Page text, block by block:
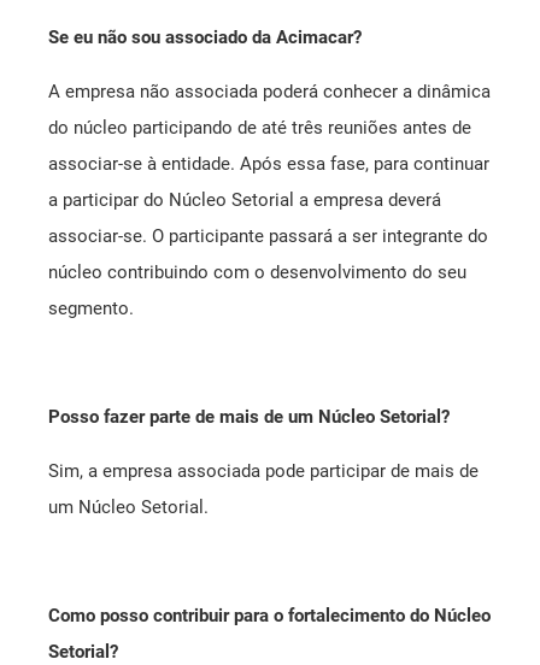
Se eu não sou associado da Acimacar?
A empresa não associada poderá conhecer a dinâmica
do núcleo participando de até três reuniões antes de
associar-se à entidade. Após essa fase, para continuar
a participar do Núcleo Setorial a empresa deverá
associar-se. O participante passará a ser integrante do
núcleo contribuindo com o desenvolvimento do seu
segmento.
Posso fazer parte de mais de um Núcleo Setorial?
Sim, a empresa associada pode participar de mais de
um Núcleo Setorial.
Como posso contribuir para o fortalecimento do Núcleo
Setorial?